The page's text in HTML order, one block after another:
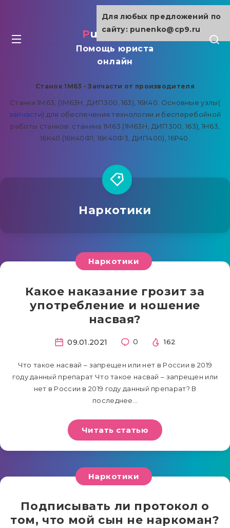
punenko.ru
Помощь юриста
онлайн
Станок 1М63 - Запчасти от производителя
Станки 1М63, (1М63Н, ДИП300, 163), 16К40. Основные узлы(
запчасти) для обеспечения технологии и бесперебойной
работы станков: станина 1М63 (1М63Н, ДИП300, 163), 1Н63,
16К40 (16К40Ф1, 16К40Ф3, ДИП400), 16Р40.
Наркотики
Наркотики
Какое наказание грозит за
употребление и ношение
насвая?
09.01.2021 0 162
Что такое насвай – запрещен или нет в России в 2019
году данный препарат Что такое насвай – запрещен или
нет в России в 2019 году данный препарат? В
последнее…
Читать статью
Наркотики
Подписывать ли протокол о
том, что мой сын не наркоман?
Для любых предложений по
сайту: punenko@cp9.ru